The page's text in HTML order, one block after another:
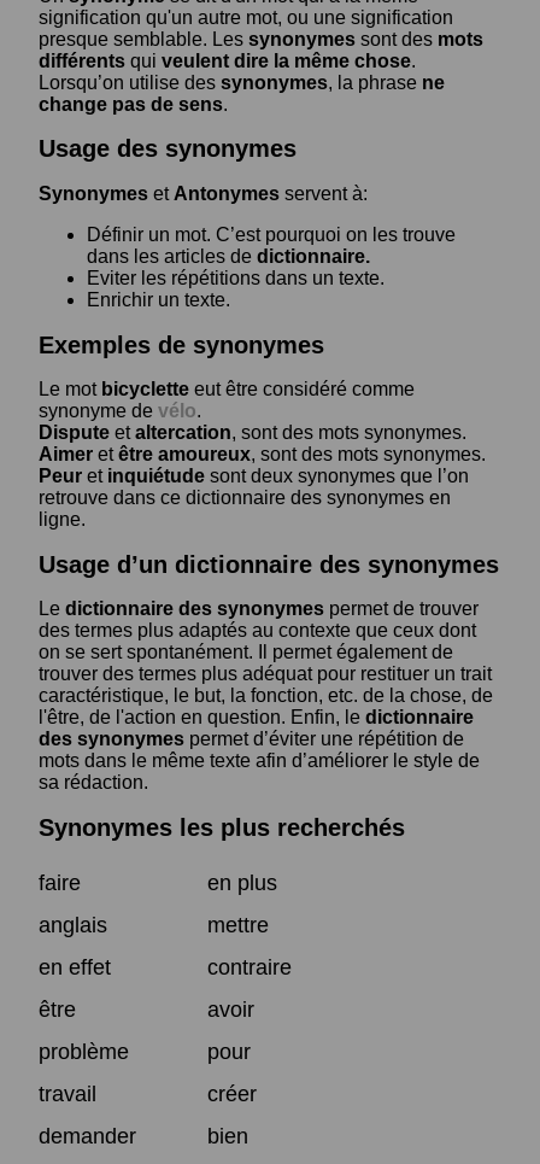
signification qu'un autre mot, ou une signification
presque semblable. Les synonymes sont des mots
différents qui veulent dire la même chose.
Lorsqu’on utilise des synonymes, la phrase ne
change pas de sens.
Usage des synonymes
Synonymes et Antonymes servent à:
Définir un mot. C’est pourquoi on les trouve
dans les articles de dictionnaire.
Eviter les répétitions dans un texte.
Enrichir un texte.
Exemples de synonymes
Le mot bicyclette eut être considéré comme
synonyme de vélo.
Dispute etaltercation, sont des mots synonymes.
Aimer etêtre amoureux, sont des mots synonymes.
Peur et inquiétude sont deux synonymes que l’on
retrouve dans ce dictionnaire des synonymes en
ligne.
Usage d’un dictionnaire des synonymes
Le dictionnaire des synonymes permet de trouver
des termes plus adaptés au contexte que ceux dont
on se sert spontanément. Il permet également de
trouver des termes plus adéquat pour restituer un trait
caractéristique, le but, la fonction, etc. de la chose, de
l'être, de l'action en question. Enfin, le dictionnaire
des synonymes permet d’éviter une répétition de
mots dans le même texte afin d’améliorer le style de
sa rédaction.
Synonymes les plus recherchés
faire
en plus
anglais
mettre
en effet
contraire
être
avoir
problème
pour
travail
créer
demander
bien